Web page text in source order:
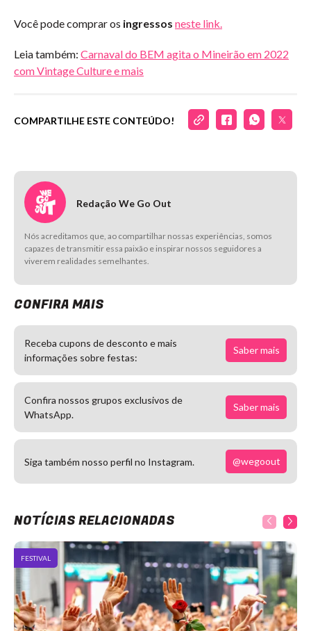
Você pode comprar os ingressos neste link.
Leia também: Carnaval do BEM agita o Mineirão em 2022
com Vintage Culture e mais
COMPARTILHE ESTE CONTEÚDO!
Redação We Go Out
Nós acreditamos que, ao compartilhar nossas experiências, somos
capazes de transmitir essa paixão e inspirar nossos seguidores a
viverem realidades semelhantes.
CONFIRA MAIS
Receba cupons de desconto e mais
informações sobre festas:
Saber mais
Confira nossos grupos exclusivos de
WhatsApp.
Saber mais
Siga também nosso perfil no Instagram. @wegoout
NOTÍCIAS RELACIONADAS
FESTIVAL